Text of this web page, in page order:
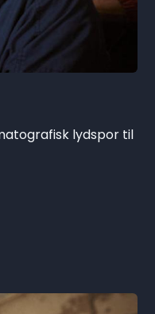
lydspor til